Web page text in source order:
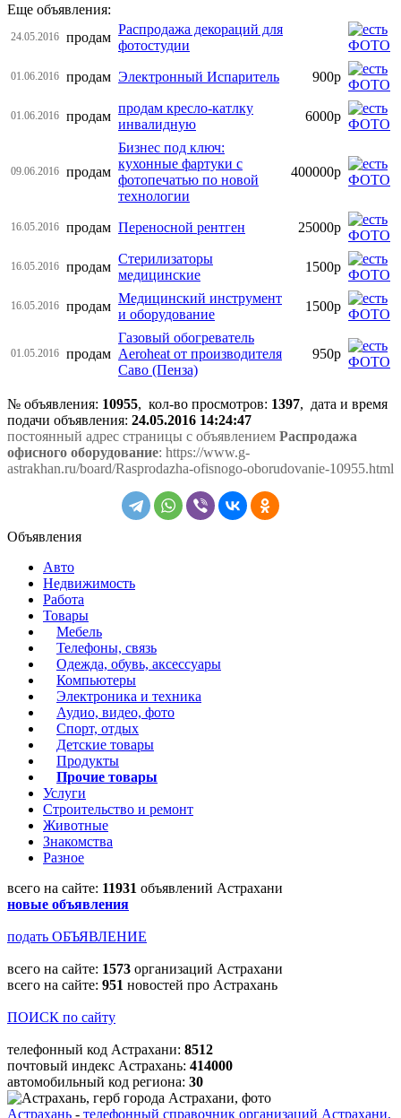
Еще объявления:
24.05.2016 продам
Распродажа декораций для
фотостудии
01.06.2016 продам Электронный Испаритель 900р
01.06.2016 продам
продам кресло-катлку
инвалидную
6000р
09.06.2016 продам
Бизнес под ключ:
кухонные фартуки с
фотопечатью по новой
технологии
400000р
16.05.2016 продам Переносной рентген 25000р
16.05.2016 продам
Стерилизаторы
медицинские
1500р
16.05.2016 продам
Медицинский инструмент
и оборудование
1500р
01.05.2016 продам
Газовый обогреватель
Aeroheat от производителя
Саво (Пенза)
950р
№ объявления: 10955, кол-во просмотров: 1397, дата и время
подачи объявления: 24.05.2016 14:24:47
постоянный адрес страницы с объявлением Распродажа
офисного оборудование: https://www.g-
astrakhan.ru/board/Rasprodazha-ofisnogo-oborudovanie-10955.html
Объявления
Авто
Недвижимость
Работа
Товары
Мебель
Телефоны, связь
Одежда, обувь, аксессуары
Компьютеры
Электроника и техника
Аудио, видео, фото
Спорт, отдых
Детские товары
Продукты
Прочие товары
Услуги
Строительство и ремонт
Животные
Знакомства
Разное
всего на сайте: 11931 объявлений Астрахани
новые объявления
подать ОБЪЯВЛЕНИЕ
всего на сайте: 1573 организаций Астрахани
всего на сайте: 951 новостей про Астрахань
ПОИСК по сайту
телефонный код Астрахани: 8512
почтовый индекс Астрахань: 414000
автомобильный код региона: 30
Астрахань - телефонный справочник организаций Астрахани,